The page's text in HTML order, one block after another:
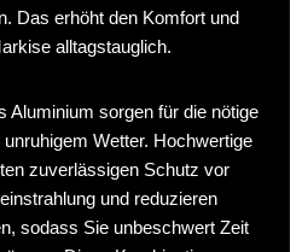
Das erhöht den Komfort und
alltagstauglich.
Aluminium sorgen für die nötige
Wetter. Hochwertige
zuverlässigen Schutz vor
und reduzieren
sodass Sie unbeschwert Zeit